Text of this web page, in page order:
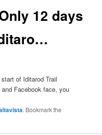
12 days
of Iditarod Trail
Facebook face, you
. Bookmark the